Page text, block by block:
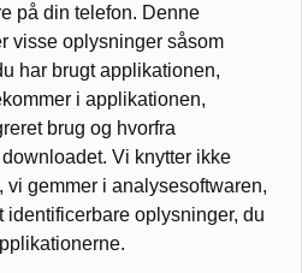
på din telefon. Denne
visse oplysninger såsom
har brugt applikationen,
i applikationen,
brug og hvorfra
Vi knytter ikke
vi gemmer i analysesoftwaren,
identificerbare oplysninger, du